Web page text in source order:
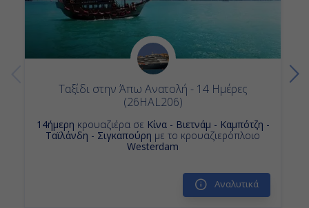
Κρουαζιερα Ταϊλανδη
Ταξίδι στην Άπω Ανατολή - 14 Ημέρες
(26HAL206)
14ήμερη κρουαζιέρα σε Κίνα - Βιετνάμ - Καμπότζη -
Ταϊλάνδη - Σιγκαπούρη με το κρουαζιερόπλοιο
Westerdam
Αναλυτικά